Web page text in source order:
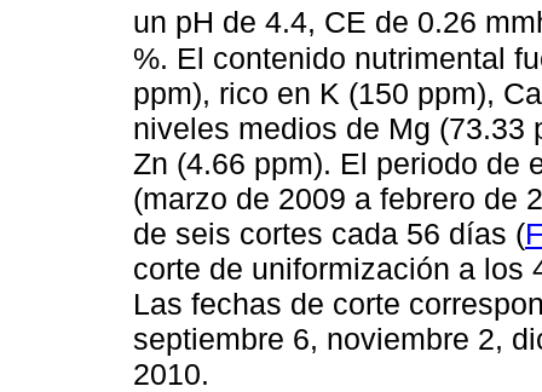
un pH de 4.4, CE de 0.26
%. El contenido nutrimental
ppm), rico en K (150 ppm),
niveles medios de Mg (73.33
Zn (4.66 ppm). El periodo de
(marzo de 2009 a febrero de
de seis cortes cada 56 días (
corte de uniformización a los
Las fechas de corte
septiembre 6, noviembre 2,
2010.